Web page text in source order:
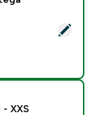
XXS